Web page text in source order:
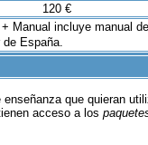
120 €
+ Manual incluye manual
de España.
enseñanza que quieran
acceso a los